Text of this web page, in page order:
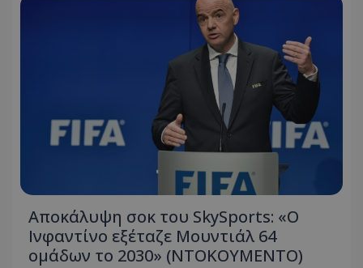
Αποκάλυψη σοκ του SkySports: «O
Ινφαντίνο εξέταζε Μουντιάλ 64
ομάδων το 2030» (ΝΤΟΚΟΥΜΕΝΤΟ)